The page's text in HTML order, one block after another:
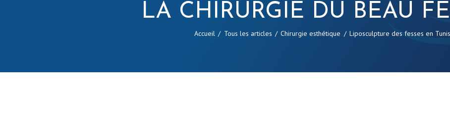
LA CHIRURGIE DU BEAU
Accueil Tous les articles Chirurgie esthétique Liposculpture des fesses en